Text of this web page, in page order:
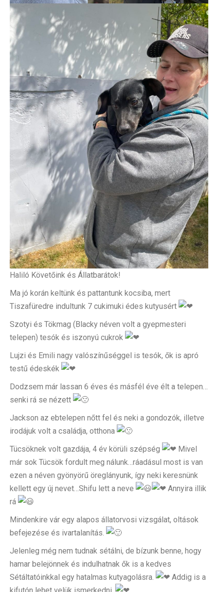
Haliló Követőink és Állatbarátok!
Ma jó korán keltünk és pattantunk kocsiba, mert
Tiszafüredre indultunk 7 cukimuki édes kutyusért
Szotyi és Tökmag (Blacky néven volt a gyepmesteri
telepen) tesók és iszonyú cukrok
Lujzi és Emili nagy valószínűséggel is tesók, ők is apró
testű édeskék
Dodzsem már lassan 6 éves és másfél éve élt a telepen…
senki rá se nézett
Jackson az ebtelepen nőtt fel és neki a gondozók, illetve
irodájuk volt a családja, otthona
Tücsöknek volt gazdája, 4 év körüli szépség
Mivel
már sok Tücsök fordult meg nálunk…ráadásul most is van
ezen a néven gyönyörű öreglányunk, így neki keresnünk
kellett egy új nevet…Shifu lett a neve
Annyira illik
rá
Mindenkire vár egy alapos állatorvosi vizsgálat, oltások
befejezése és ivartalanítás.
Jelenleg még nem tudnak sétálni, de bízunk benne, hogy
hamar belejönnek és indulhatnak ők is a kedves
Sétáltatóinkkal egy hatalmas kutyagolásra.
Addig is a